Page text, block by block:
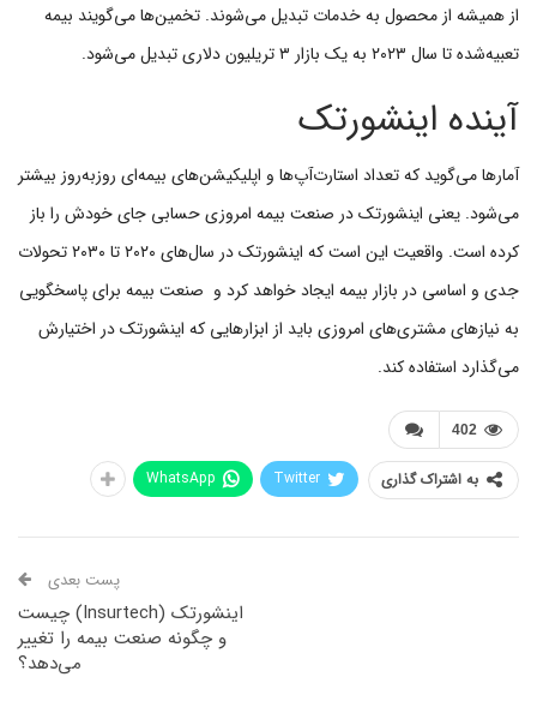
از همیشه از محصول به خدمات تبدیل می‌شوند. تخمین‌ها می‌گویند بیمه
تعبیه‌شده تا سال ۲۰۲۳ به یک بازار ۳ تریلیون دلاری تبدیل می‌شود.
آینده اینشورتک
آمارها می‌گوید که تعداد استارت‌آپ‌ها و اپلیکیشن‌های بیمه‌ای روز‌به‌روز بیشتر
می‌شود. یعنی اینشورتک‌ در صنعت بیمه امروزی حسابی جای خودش را باز
کرده است. واقعیت این است که اینشورتک در سال‌های ۲۰۲۰ تا ۲۰۳۰ تحولات
جدی و اساسی در بازار بیمه ایجاد خواهد کرد و صنعت بیمه برای پاسخگویی
به نیازهای مشتری‌های امروزی باید از ابزارهایی که اینشورتک در اختیارش
می‌گذارد استفاده کند.
402
به اشتراک گذاری Twitter
WhatsApp
پست بعدی
اینشورتک (Insurtech) چیست
و چگونه صنعت بیمه را تغییر
می‌دهد؟